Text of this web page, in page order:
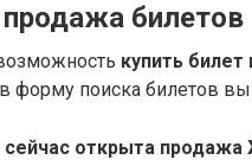
билетов
купить
форму поиска билетов
сейчас открыта продажа